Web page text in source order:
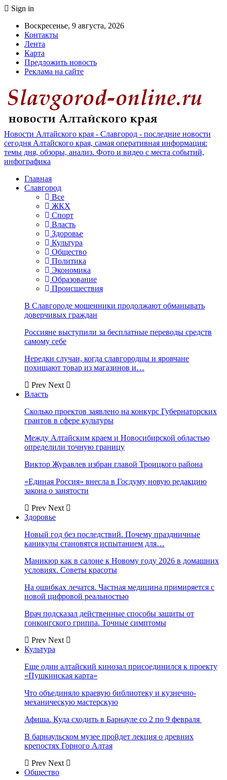
Sign in
Воскресенье, 9 августа, 2026
Контакты
Лента
Карта
Предложить новость
Реклама на сайте
Новости Алтайского края - Славгород - последние новости
сегодня Алтайского края, самая оперативная информация:
темы дня, обзоры, анализ. Фото и видео с места событий,
инфографика
Главная
Славгород
Все
ЖКХ
Спорт
Власть
Здоровье
Культура
Общество
Политика
Экономика
Образование
Происшествия
В Славгороде мошенники продолжают обманывать
доверчивых граждан
Россияне выступили за бесплатные переводы средств
самому себе
Нередки случаи, когда славгородцы и яровчане
похищают товар из магазинов и…
Prev Next
Власть
Сколько проектов заявлено на конкурс Губернаторских
грантов в сфере культуры
Между Алтайским краем и Новосибирской областью
определили точную границу
Виктор Журавлев избран главой Троицкого района
«Единая Россия» внесла в Госдуму новую редакцию
закона о занятости
Prev Next
Здоровье
Новый год без последствий. Почему праздничные
каникулы становятся испытанием для…
Маникюр как в салоне к Новому году 2026 в домашних
условиях. Советы красоты
На ошибках лечатся. Частная медицина примиряется с
новой цифровой реальностью
Врач подсказал действенные способы защиты от
гонконгского гриппа. Точные симптомы
Prev Next
Культура
Еще один алтайский кинозал присоединился к проекту
«Пушкинская карта»
Что объединяло краевую библиотеку и кузнечно-
механическую мастерскую
Афиша. Куда сходить в Барнауле со 2 по 9 февраля
В барнаульском музее пройдет лекция о древних
крепостях Горного Алтая
Prev Next
Общество